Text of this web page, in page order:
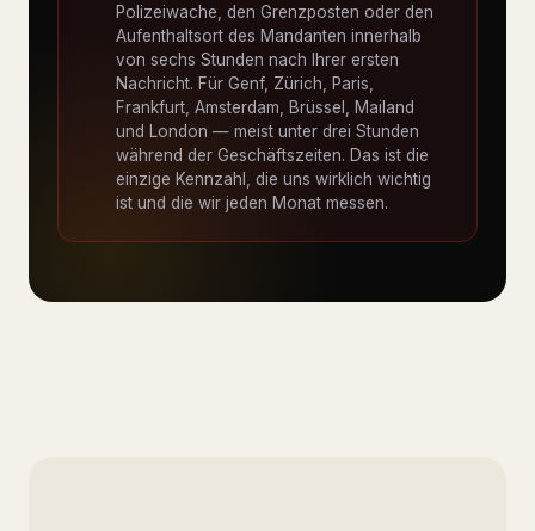
Polizeiwache, den Grenzposten oder den
Aufenthaltsort des Mandanten innerhalb
von sechs Stunden nach Ihrer ersten
Nachricht. Für Genf, Zürich, Paris,
Frankfurt, Amsterdam, Brüssel, Mailand
und London — meist unter drei Stunden
während der Geschäftszeiten. Das ist die
einzige Kennzahl, die uns wirklich wichtig
ist und die wir jeden Monat messen.